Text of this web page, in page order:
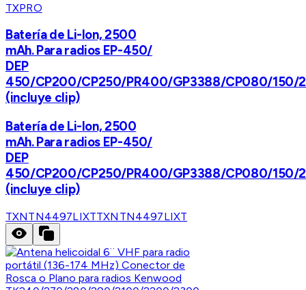
TXPRO
Batería de Li-Ion, 2500
mAh. Para radios EP-450/
DEP
450/CP200/CP250/PR400/GP3388/CP080/150/
(incluye clip)
Batería de Li-Ion, 2500
mAh. Para radios EP-450/
DEP
450/CP200/CP250/PR400/GP3388/CP080/150/
(incluye clip)
TXNTN4497LIXTTXNTN4497LIXT